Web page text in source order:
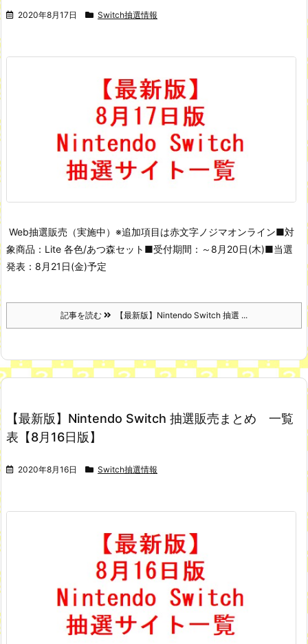
2020年8月17日 Switch抽選情報
Web抽選販売（実施中） ※追加項目は赤文字 ノジマオンライン■対
象商品：Lite 各色/あつ森セット ■受付期間：～8月20日(木)■当選
発表：8月21日(金)予定
記事を読む 【最新版】Nintendo Switch 抽選 ...
【最新版】Nintendo Switch 抽選販売まとめ 一覧
表【8月16日版】
2020年8月16日 Switch抽選情報